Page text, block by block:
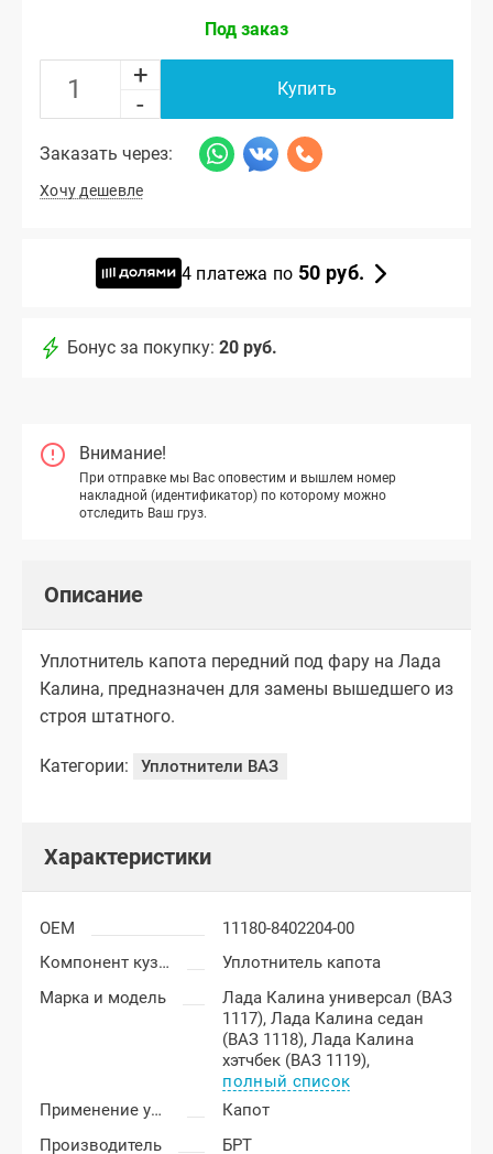
Под заказ
+
-
Купить
Заказать через:
Хочу дешевле
4 платежа по 50 руб.
Бонус за покупку: 20 руб.
Внимание!
При отправке мы Вас оповестим и вышлем номер
накладной (идентификатор) по которому можно
отследить Ваш груз.
Описание
Уплотнитель капота передний под фару на Лада
Калина, предназначен для замены вышедшего из
строя штатного.
Категории: Уплотнители ВАЗ
Характеристики
OEM
11180-8402204-00
Компонент кузова
Уплотнитель капота
Марка и модель
Лада Калина универсал (ВАЗ
1117),Лада Калина седан
(ВАЗ 1118),Лада Калина
хэтчбек (ВАЗ 1119),
полный список
Применение уплотнителя
Капот
Производитель
БРТ